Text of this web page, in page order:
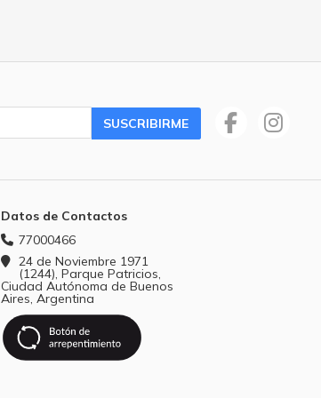
SUSCRIBIRME
Datos de Contactos
77000466
24 de Noviembre 1971
(1244), Parque Patricios,
Ciudad Autónoma de Buenos
Aires, Argentina